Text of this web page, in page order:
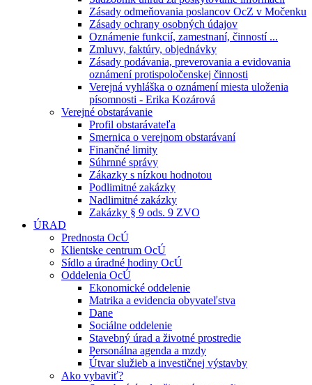
Zásady odmeňovania poslancov OcZ v Močenku
Zásady ochrany osobných údajov
Oznámenie funkcií, zamestnaní, činností ...
Zmluvy, faktúry, objednávky
Zásady podávania, preverovania a evidovania
oznámení protispoločenskej činnosti
Verejná vyhláška o oznámení miesta uloženia
písomnosti - Erika Kozárová
Verejné obstarávanie
Profil obstarávateľa
Smernica o verejnom obstarávaní
Finančné limity
Súhrnné správy
Zákazky s nízkou hodnotou
Podlimitné zakázky
Nadlimitné zakázky
Zakázky § 9 ods. 9 ZVO
ÚRAD
Prednosta OcÚ
Klientske centrum OcÚ
Sídlo a úradné hodiny OcÚ
Oddelenia OcÚ
Ekonomické oddelenie
Matrika a evidencia obyvateľstva
Dane
Sociálne oddelenie
Stavebný úrad a životné prostredie
Personálna agenda a mzdy
Útvar služieb a investičnej výstavby
Ako vybaviť?